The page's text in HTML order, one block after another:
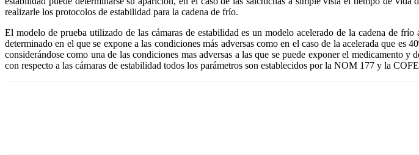
realizarle los protocolos de estabilidad para la cadena de frío.
El modelo de prueba utilizado de las cámaras de estabilidad es un modelo acelerado de la cadena de
determinado en el que se expone a las condiciones más adversas como en el caso de la acelerada que
considerándose como una de las condiciones mas adversas a las que se puede exponer el medicamento
con respecto a las cámaras de estabilidad todos los parámetros son establecidos por la NOM 177 y la